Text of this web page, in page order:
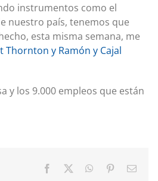
instrumentos como el
nuestro país, tenemos que
esta misma semana, me
Thornton y Ramón y Cajal
y los 9.000 empleos que están
Facebook WhatsApp
PinterestCorreo